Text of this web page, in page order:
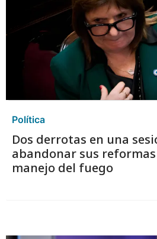
Política
Dos derrotas en una
abandonar sus
manejo del fuego